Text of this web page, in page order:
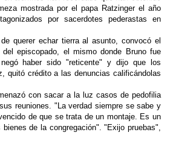
mostrada por el papa Ratzinger el año
por sacerdotes pederastas en
querer echar tierra al asunto, convocó el
episcopado, el mismo donde Bruno fue
haber sido "reticente" y dijo que los
quitó crédito a las denuncias calificándolas
con sacar a la luz casos de pedofilia
reuniones. "La verdad siempre se sabe y
de que se trata de un montaje. Es un
de la congregación". "Exijo pruebas",